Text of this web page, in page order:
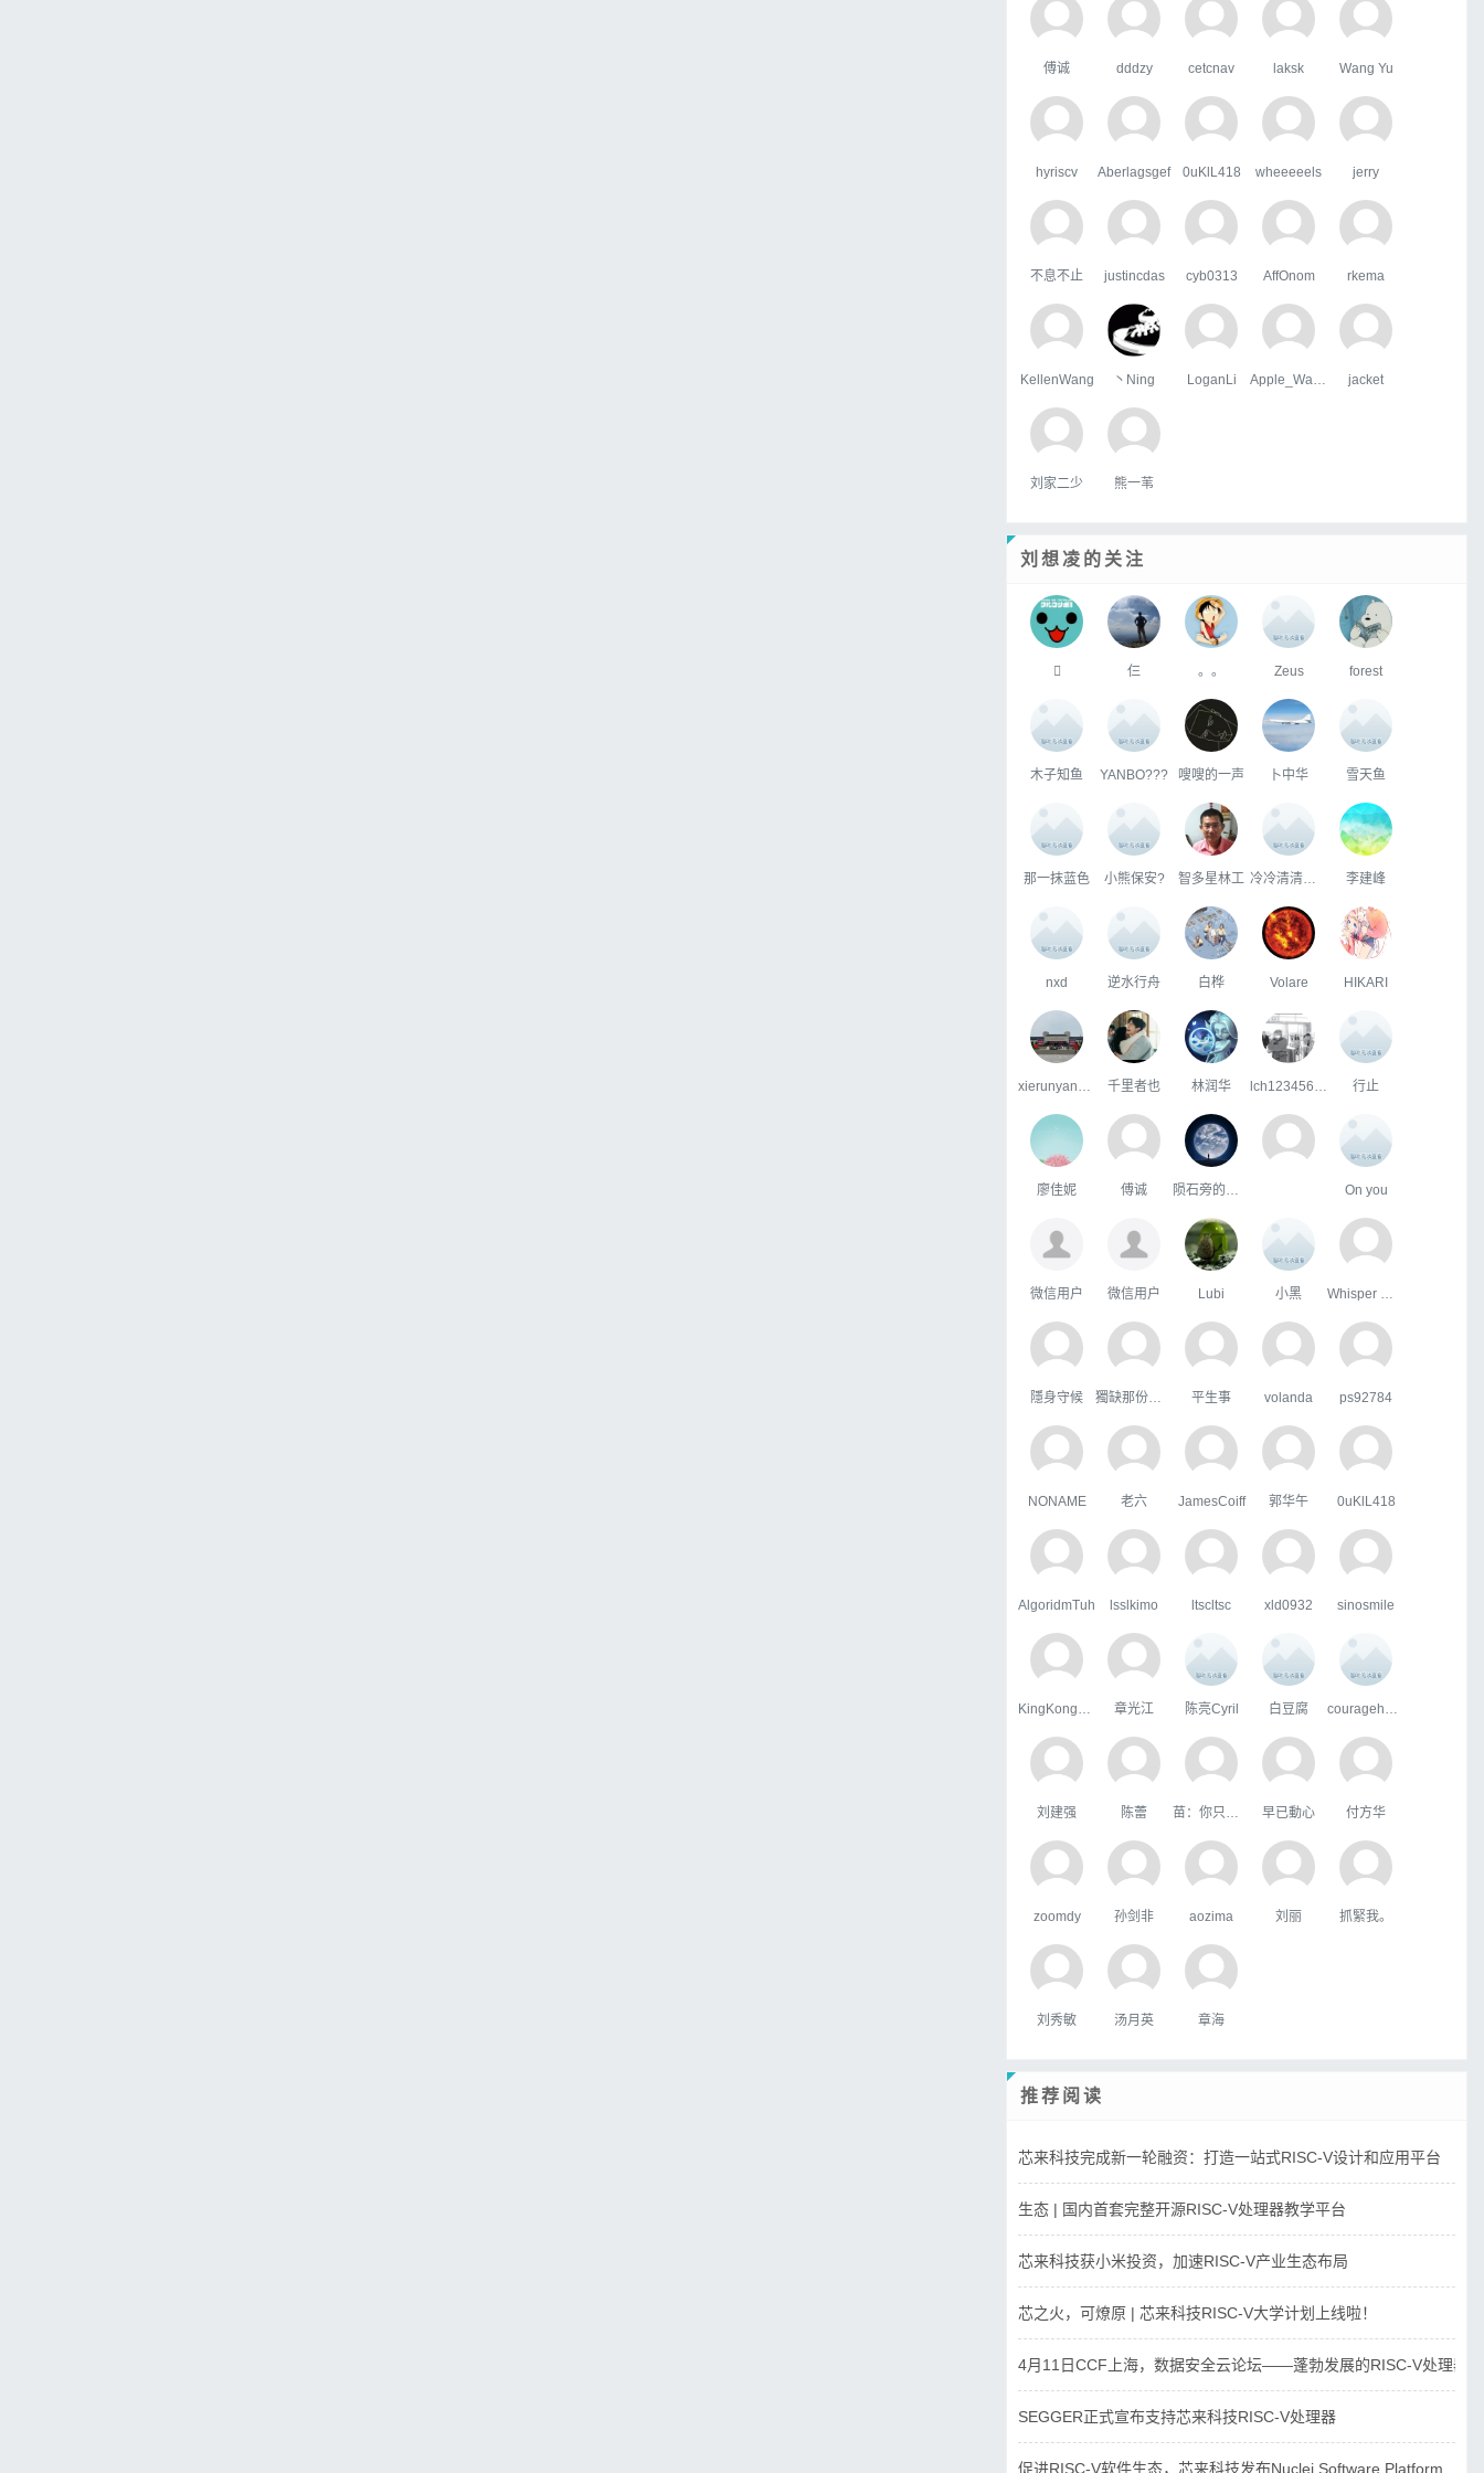
傅诚 dddzy cetcnav laksk Wang Yu
hyriscv Aberlagsgef 0uKlL418 wheeeeels jerry
不息不止 justincdas cyb0313 AffOnom rkema
KellenWang 丶Ning LoganLi jacket
刘家二少 熊一苇
刘想凌的关注
 仨 。。 Zeus forest
木子知鱼 YANBO??? 嗖嗖的一声 卜中华 雪天鱼
那一抹蓝色 小熊保安? 智多星林工 李建峰
nxd 逆水行舟 白桦 Volare HIKARI
千里者也 林润华 行止
廖佳妮 傅诚 On you
微信用户 微信用户 Lubi 小黑
隱身守候 平生事 volanda ps92784
NONAME 老六 JamesCoiff 郭华午 0uKlL418
AlgoridmTuh lsslkimo ltscltsc xld0932 sinosmile
章光江 陈亮Cyril 白豆腐
刘建强 陈蕾 早已動心 付方华
zoomdy 孙剑非 aozima 刘丽 抓緊我。
刘秀敏 汤月英 章海
推荐阅读
芯来科技完成新一轮融资：打造一站式RISC-V设计和应用平台
生态 | 国内首套完整开源RISC-V处理器教学平台
芯来科技获小米投资，加速RISC-V产业生态布局
芯之火，可燎原 | 芯来科技RISC-V大学计划上线啦！
4月11日CCF上海，数据安全云论坛——蓬勃发展的RISC-V处理器
SEGGER正式宣布支持芯来科技RISC-V处理器
促进RISC-V软件生态，芯来科技发布Nuclei Software Platform